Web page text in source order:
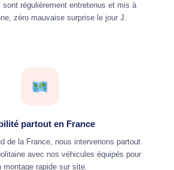
sont régulièrement entretenus et mis à
zéro mauvaise surprise le jour J.
partout en France
de la France, nous intervenons partout
avec nos véhicules équipés pour
montage rapide sur site.